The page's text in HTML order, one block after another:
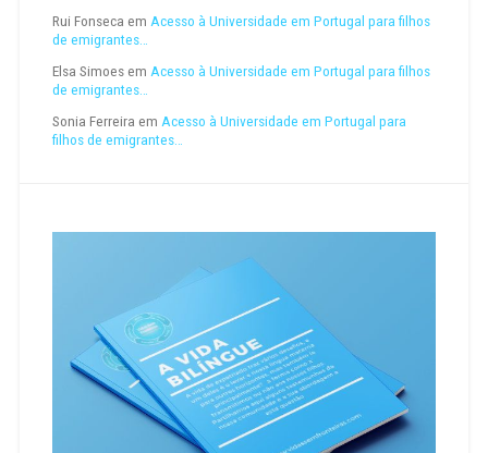
Rui Fonseca em Acesso à Universidade em Portugal para filhos
de emigrantes…
Elsa Simoesem Acesso à Universidade em Portugal para filhos
de emigrantes…
Sonia Ferreira em Acesso à Universidade em Portugal para
filhos de emigrantes…